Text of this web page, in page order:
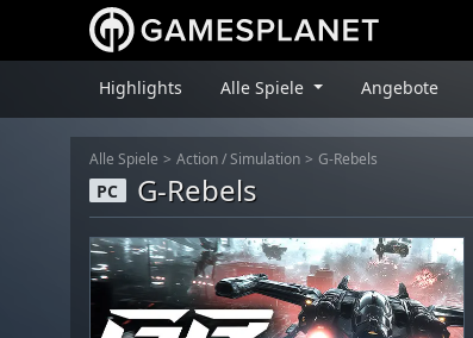
Highlights Alle Spiele Angebote
Alle Spiele Action / Simulation G-Rebels
PC G-Rebels